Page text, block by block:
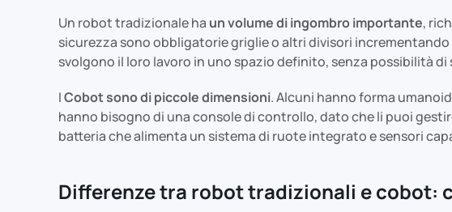
Un robot tradizionale ha un volume di ingombro importante,
sicurezza sono obbligatorie griglie o altri divisori
svolgono il loro lavoro in uno spazio definito, senza possibilità di
ICobot sono di piccole dimensioni. Alcuni hanno forma
hanno bisogno di una console di controllo, dato che li puoi
batteria che alimenta un sistema di ruote integrato e sensori
Differenze tra robot tradizionali e cobot: